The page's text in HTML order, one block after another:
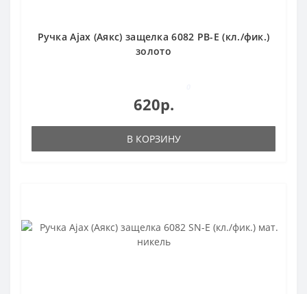
Ручка Ajax (Аякс) защелка 6082 PB-E (кл./фик.)
золото
620р.
В КОРЗИНУ